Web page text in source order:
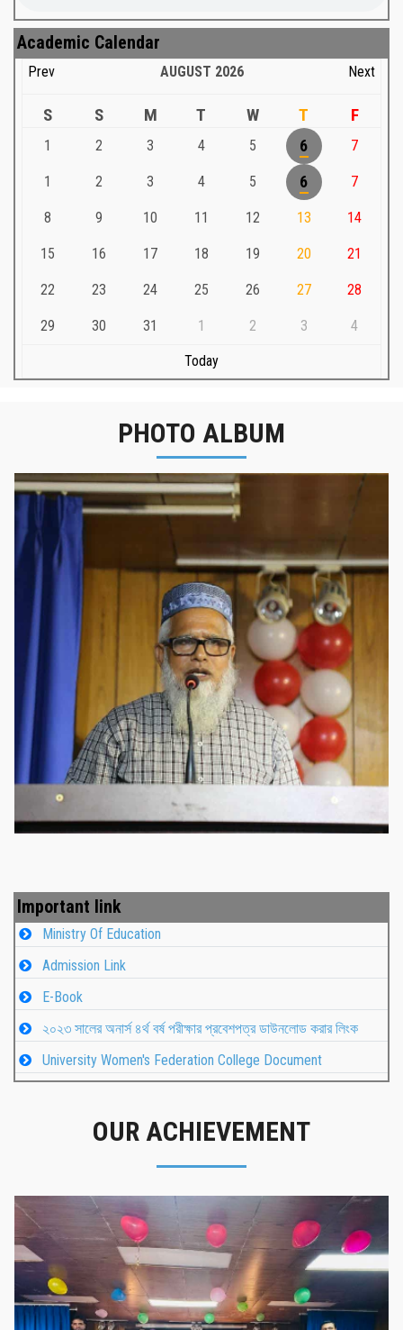
Academic Calendar
Prev AUGUST 2026 Next
S S M T W T F
1 2 3 4 5 6 7
1 2 3 4 5 6 7
8 9 10 11 12 13 14
15 16 17 18 19 20 21
22 23 24 25 26 27 28
29 30 31 1 2 3 4
Today
PHOTO ALBUM
নবীনবরণ - ২০২৫
Important link
Ministry Of Education
Admission Link
E-Book
২০২৩ সালের অনার্স ৪র্থ বর্ষ পরীক্ষার প্রবেশপত্র ডাউনলোড করার লিংক
University Women's Federation College Document
OUR ACHIEVEMENT